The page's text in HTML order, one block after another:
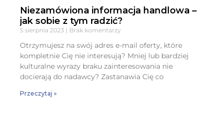
Niezamówiona informacja handlowa –
jak sobie z tym radzić?
5 sierpnia 2023 Brak komentarzy
Otrzymujesz na swój adres e-mail oferty, które
kompletnie Cię nie interesują? Mniej lub bardziej
kulturalne wyrazy braku zainteresowania nie
docierają do nadawcy? Zastanawia Cię co
Przeczytaj »